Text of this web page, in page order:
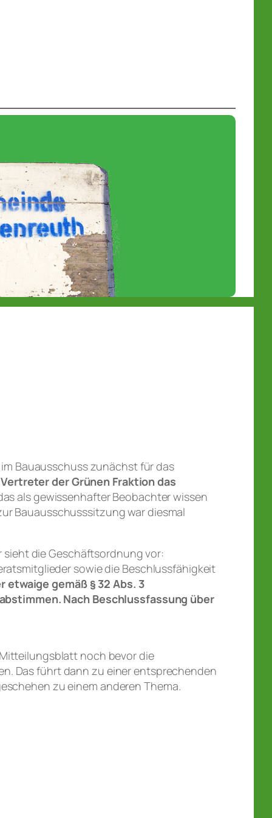
Bauausschuss zunächst für das
der Grünen Fraktion das
als gewissenhafter Beobachter wissen
Bauausschusssitzung war diesmal
sieht die Geschäftsordnung vor:
sowie die Beschlussfähigkeit
etwaige gemäß § 32 Abs. 3
Nach Beschlussfassung über
noch bevor die
Das führt dann zu einer entsprechenden
zu einem anderen Thema.